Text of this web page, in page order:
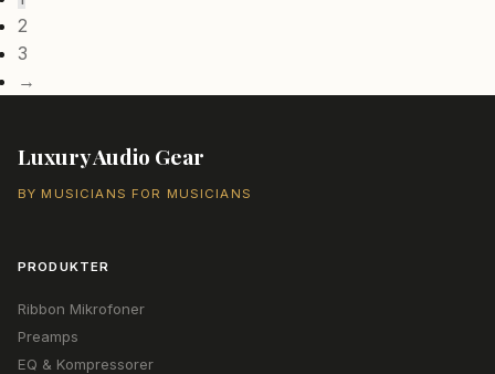
2
3
→
Luxury Audio Gear
BY MUSICIANS FOR MUSICIANS
PRODUKTER
Ribbon Mikrofoner
Preamps
EQ & Kompressorer